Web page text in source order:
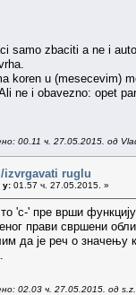
samo zbaciti a ne i
koren u (mesecevim)
ne i obavezno: opet
00.11 ч. 27.05.2015. од
izvrgavati ruglu
у: 01.57 ч. 27.05.2015. »
'с-' пре врши
прави свршени
да је реч о значењу
02.03 ч. 27.05.2015. од s.z.